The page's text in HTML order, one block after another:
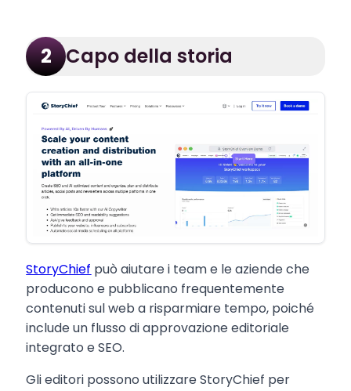
2 Capo della storia
StoryChief può aiutare i team e le aziende che
producono e pubblicano frequentemente
contenuti sul web a risparmiare tempo, poiché
include un flusso di approvazione editoriale
integrato e SEO.
Gli editori possono utilizzare StoryChief per